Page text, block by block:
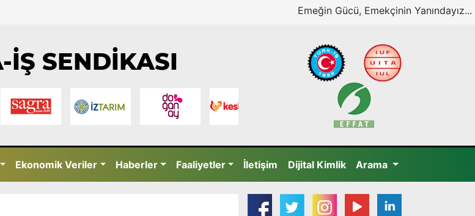
Emeğin Gücü, Emekçinin Yanındayız...
İŞ SENDİKASI
Ekonomik Veriler Haberler Faaliyetler İletişim Dijital Kimlik Arama